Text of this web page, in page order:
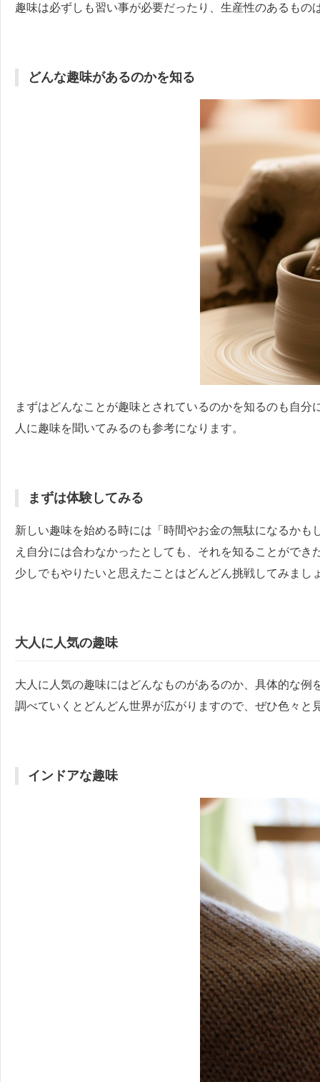
趣味は必ずしも習い事が必要だったり、生産性のあるもの
どんな趣味があるのかを知る
まずはどんなことが趣味とされているのかを知るのも自
人に趣味を聞いてみるのも参考になります。
まずは体験してみる
新しい趣味を始める時には「時間やお金の無駄になるか
え自分には合わなかったとしても、それを知ることができ
少しでもやりたいと思えたことはどんどん挑戦してみまし
大人に人気の趣味
大人に人気の趣味にはどんなものがあるのか、具体的な
調べていくとどんどん世界が広がりますので、ぜひ色々と
インドアな趣味